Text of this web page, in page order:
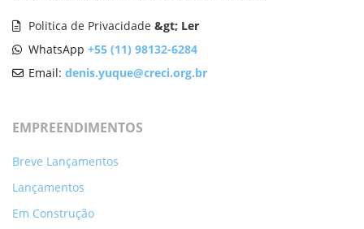
Politica de Privacidade &gt; Ler
WhatsApp +55 (11) 98132-6284
Email: denis.yuque@creci.org.br
EMPREENDIMENTOS
Breve Lançamentos
Lançamentos
Em Construção